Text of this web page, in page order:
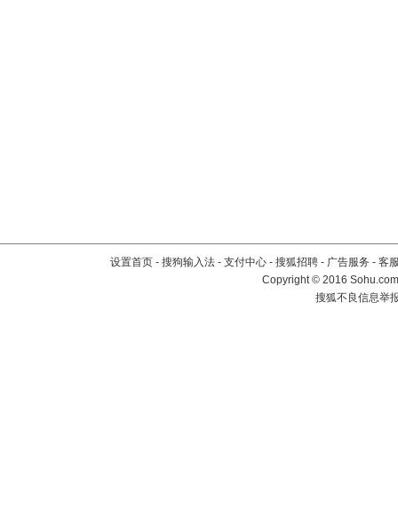
设置首页 - 搜狗输入法 - 支付中心 - 搜狐招聘 - 广告服务 - 客
Copyright©2016
搜狐不良信息举